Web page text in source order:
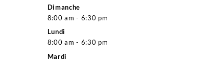
Dimanche
8:00 am - 6:30 pm
Lundi
8:00 am - 6:30 pm
Mardi